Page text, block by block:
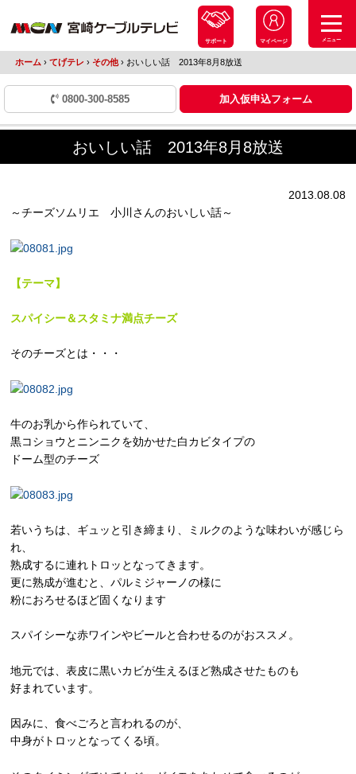
サポート マイページ メニュー
ホーム › てげテレ › その他 ›おいしい話 2013年8月8放送
0800-300-8585 加入仮申込フォーム
おいしい話 2013年8月8放送
2013.08.08
～チーズソムリエ 小川さんのおいしい話～
【テーマ】
スパイシー＆スタミナ満点チーズ
そのチーズとは・・・
牛のお乳から作られていて、
黒コショウとニンニクを効かせた白カビタイプの
ドーム型のチーズ
若いうちは、ギュッと引き締まり、ミルクのような味わいが感じら
れ、
熟成するに連れトロッとなってきます。
更に熟成が進むと、パルミジャーノの様に
粉におろせるほど固くなります
スパイシーな赤ワインやビールと合わせるのがおススメ。
地元では、表皮に黒いカビが生えるほど熟成させたものも
好まれています。
因みに、食べごろと言われるのが、
中身がトロッとなってくる頃。